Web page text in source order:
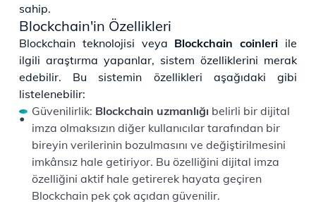
sahip.
Blockchain'in Özellikleri
Blockchain teknolojisi veya Blockchain coinleri ile
ilgili araştırma yapanlar, sistem özelliklerini merak
edebilir. Bu sistemin özellikleri aşağıdaki gibi
listelenebilir:
Güvenilirlik: Blockchain uzmanlığı belirli bir dijital
imza olmaksızın diğer kullanıcılar tarafından bir
bireyin verilerinin bozulmasını ve değiştirilmesini
imkânsız hale getiriyor. Bu özelliğini dijital imza
özelliğini aktif hale getirerek hayata geçiren
Blockchain pek çok açıdan güvenilir.